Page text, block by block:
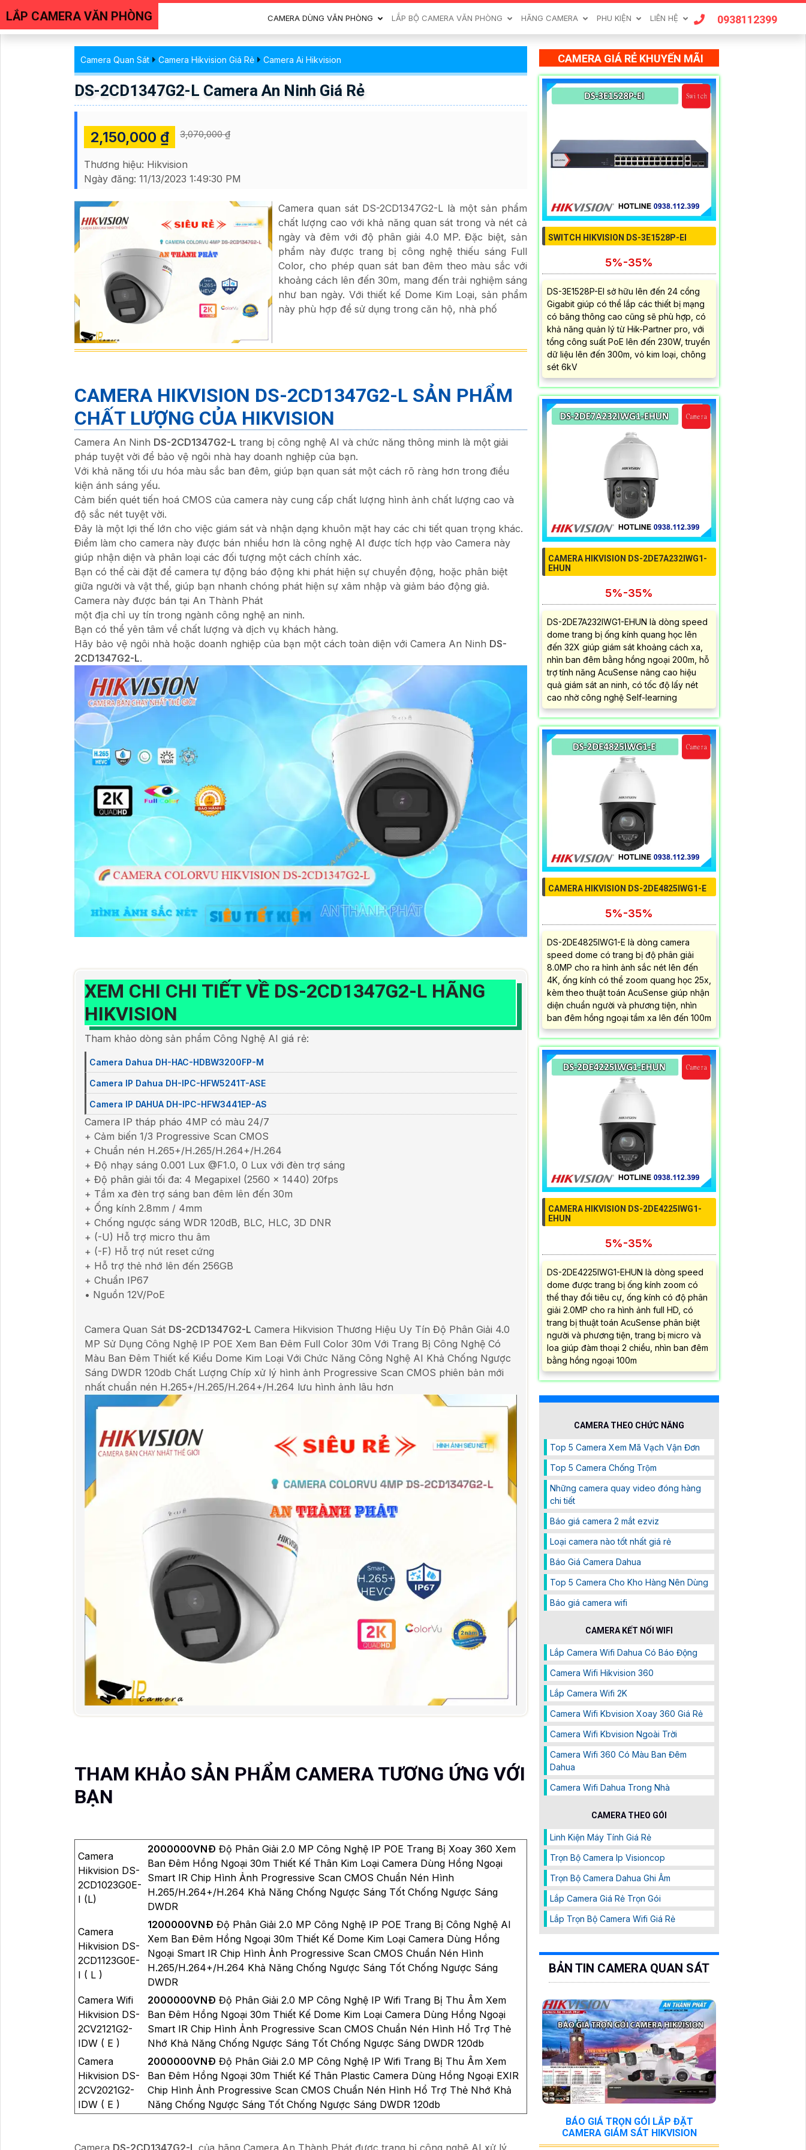
LẮP CAMERA VĂN PHÒNG CAMERA DÙNG VĂN PHÒNG LẮP BỘ CAMERA VĂN PHÒNG HÃNG CAMERA PHU KIỆN LIÊN HỆ 0938112399
Camera Quan Sát Camera Hikvision Giá Rẻ Camera Ai Hikvision
DS-2CD1347G2-L Camera An Ninh Giá Rẻ
2,150,000 ₫ 3,070,000 ₫
Thương hiệu: Hikvision
Ngày đăng: 11/13/2023 1:49:30 PM
Camera quan sát DS-2CD1347G2-L là một sản phẩm
chất lượng cao với khả năng quan sát trong và nét cả
ngày và đêm với độ phân giải 4.0 MP. Đặc biệt, sản
phẩm này được trang bị công nghệ thiếu sáng Full
Color, cho phép quan sát ban đêm theo màu sắc với
khoảng cách lên đến 30m, mang đến trải nghiệm sáng
như ban ngày. Với thiết kế Dome Kim Loại, sản phẩm
này phù hợp để sử dụng trong căn hộ, nhà phố
CAMERA HIKVISION DS-2CD1347G2-L SẢN PHẨM
CHẤT LƯỢNG CỦA HIKVISION
Camera An Ninh DS-2CD1347G2-L trang bị công nghệ AI và chức năng thông minh là một giải
pháp tuyệt vời để bảo vệ ngôi nhà hay doanh nghiệp của bạn.
Với khả năng tối ưu hóa màu sắc ban đêm, giúp bạn quan sát một cách rõ ràng hơn trong điều
kiện ánh sáng yếu.
Cảm biến quét tiến hoá CMOS của camera này cung cấp chất lượng hình ảnh chất lượng cao và
độ sắc nét tuyệt vời.
Đây là một lợi thế lớn cho việc giám sát và nhận dạng khuôn mặt hay các chi tiết quan trọng khác.
Điểm làm cho camera này được bán nhiều hơn là công nghệ AI được tích hợp vào Camera này
giúp nhận diện và phân loại các đối tượng một cách chính xác.
Bạn có thể cài đặt để camera tự động báo động khi phát hiện sự chuyển động, hoặc phân biệt
giữa người và vật thể, giúp bạn nhanh chóng phát hiện sự xâm nhập và giảm báo động giả.
Camera này được bán tại An Thành Phát
một địa chỉ uy tín trong ngành công nghệ an ninh.
Bạn có thể yên tâm về chất lượng và dịch vụ khách hàng.
Hãy bảo vệ ngôi nhà hoặc doanh nghiệp của bạn một cách toàn diện với Camera An Ninh DS-
2CD1347G2-L.
XEM CHI CHI TIẾT VỀ DS-2CD1347G2-L HÃNG
HIKVISION
Tham khảo dòng sản phẩm Công Nghệ AI giá rẻ:
Camera Dahua DH-HAC-HDBW3200FP-M
Camera IP Dahua DH-IPC-HFW5241T-ASE
Camera IP DAHUA DH-IPC-HFW3441EP-AS
Camera IP tháp pháo 4MP có màu 24/7
+ Cảm biến 1/3 Progressive Scan CMOS
+ Chuẩn nén H.265+/H.265/H.264+/H.264
+ Độ nhạy sáng 0.001 Lux @F1.0, 0 Lux với đèn trợ sáng
+ Độ phân giải tối đa: 4 Megapixel (2560 × 1440) 20fps
+ Tầm xa đèn trợ sáng ban đêm lên đến 30m
+ Ống kính 2.8mm / 4mm
+ Chống ngược sáng WDR 120dB, BLC, HLC, 3D DNR
+ (-U) Hỗ trợ micro thu âm
+ (-F) Hỗ trợ nút reset cứng
+ Hỗ trợ thẻ nhớ lên đến 256GB
+ Chuẩn IP67
• Nguồn 12V/PoE
Camera Quan Sát DS-2CD1347G2-L Camera Hikvision Thương Hiệu Uy Tín Độ Phân Giải 4.0
MP Sử Dụng Công Nghệ IP POE Xem Ban Đêm Full Color 30m Với Trang Bị Công Nghệ Có
Màu Ban Đêm Thiết kế Kiểu Dome Kim Loại Với Chức Năng Công Nghệ AI Khả Chống Ngược
Sáng DWDR 120db Chất Lượng Chíp xử lý hình ảnh Progressive Scan CMOS phiên bản mới
nhất chuẩn nén H.265+/H.265/H.264+/H.264 lưu hình ảnh lâu hơn
THAM KHẢO SẢN PHẨM CAMERA TƯƠNG ỨNG VỚI
BẠN
Camera
Hikvision DS-
2CD1023G0E-
I (L)
2000000VNÐ Độ Phân Giải 2.0 MP Công Nghệ IP POE Trang Bị Xoay 360 Xem
Ban Đêm Hồng Ngoại 30m Thiết Kế Thân Kim Loại Camera Dùng Hồng Ngoại
Smart IR Chip Hình Ảnh Progressive Scan CMOS Chuẩn Nén Hình
H.265/H.264+/H.264 Khả Năng Chống Ngược Sáng Tốt Chống Ngược Sáng
DWDR
Camera
Hikvision DS-
2CD1123G0E-
I ( L )
1200000VNÐ Độ Phân Giải 2.0 MP Công Nghệ IP POE Trang Bị Công Nghệ AI
Xem Ban Đêm Hồng Ngoại 30m Thiết Kế Dome Kim Loại Camera Dùng Hồng
Ngoại Smart IR Chip Hình Ảnh Progressive Scan CMOS Chuẩn Nén Hình
H.265/H.264+/H.264 Khả Năng Chống Ngược Sáng Tốt Chống Ngược Sáng
DWDR
Camera Wifi
Hikvision DS-
2CV2121G2-
IDW ( E )
2000000VNÐ Độ Phân Giải 2.0 MP Công Nghệ IP Wifi Trang Bị Thu Âm Xem
Ban Đêm Hồng Ngoại 30m Thiết Kế Dome Kim Loại Camera Dùng Hồng Ngoại
Smart IR Chip Hình Ảnh Progressive Scan CMOS Chuẩn Nén Hình Hổ Trợ Thẻ
Nhớ Khả Năng Chống Ngược Sáng Tốt Chống Ngược Sáng DWDR 120db
Camera
Hikvision DS-
2CV2021G2-
IDW ( E )
2000000VNÐ Độ Phân Giải 2.0 MP Công Nghệ IP Wifi Trang Bị Thu Âm Xem
Ban Đêm Hồng Ngoại 30m Thiết Kế Thân Plastic Camera Dùng Hồng Ngoại EXIR
Chip Hình Ảnh Progressive Scan CMOS Chuẩn Nén Hình Hổ Trợ Thẻ Nhớ Khả
Năng Chống Ngược Sáng Tốt Chống Ngược Sáng DWDR 120db
CAMERA GIÁ RẺ KHUYẾN MÃI
SWITCH HIKVISION DS-3E1528P-EI
5%-35%
DS-3E1528P-EI sở hữu lên đến 24 cổng
Gigabit giúp có thể lắp các thiết bị mạng
có băng thông cao cũng sẽ phù hợp, có
khả năng quản lý từ Hik-Partner pro, với
tổng công suất PoE lên đến 230W, truyền
dữ liệu lên đến 300m, vỏ kim loại, chông
sét 6kV
CAMERA HIKVISION DS-2DE7A232IWG1-
EHUN
5%-35%
DS-2DE7A232IWG1-EHUN là dòng speed
dome trang bị ống kính quang học lên
đến 32X giúp giám sát khoảng cách xa,
nhìn ban đêm bằng hồng ngoại 200m, hỗ
trợ tính năng AcuSense nâng cao hiệu
quả giám sát an ninh, có tốc độ lấy nét
cao nhờ công nghệ Self-learning
CAMERA HIKVISION DS-2DE4825IWG1-E
5%-35%
DS-2DE4825IWG1-E là dòng camera
speed dome có trang bị độ phân giải
8.0MP cho ra hình ảnh sắc nét lên đến
4K, ống kính có thể zoom quang học 25x,
kèm theo thuật toán AcuSense giúp nhận
diện chuẩn người và phương tiện, nhìn
ban đêm hồng ngoại tầm xa lên đến 100m
CAMERA HIKVISION DS-2DE4225IWG1-
EHUN
5%-35%
DS-2DE4225IWG1-EHUN là dòng speed
dome được trang bị ống kính zoom có
thể thay đổi tiêu cự, ống kính có độ phân
giải 2.0MP cho ra hình ảnh full HD, có
trang bị thuật toán AcuSense phân biệt
người và phương tiện, trang bị micro và
loa giúp đàm thoại 2 chiều, nhìn ban đêm
bằng hồng ngoại 100m
CAMERA THEO CHỨC NĂNG
Top 5 Camera Xem Mã Vạch Vận Đơn
Top 5 Camera Chống Trộm
Những camera quay video đóng hàng
chi tiết
Báo giá camera 2 mắt ezviz
Loại camera nào tốt nhất giá rẻ
Báo Giá Camera Dahua
Top 5 Camera Cho Kho Hàng Nên Dùng
Báo giá camera wifi
CAMERA KẾT NỐI WIFI
Lắp Camera Wifi Dahua Có Báo Động
Camera Wifi Hikvision 360
Lắp Camera Wifi 2K
Camera Wifi Kbvision Xoay 360 Giá Rẻ
Camera Wifi Kbvision Ngoài Trời
Camera Wifi 360 Có Màu Ban Đêm
Dahua
Camera Wifi Dahua Trong Nhà
CAMERA THEO GÓI
Linh Kiện Máy Tính Giá Rẻ
Trọn Bộ Camera Ip Visioncop
Trọn Bộ Camera Dahua Ghi Âm
Lắp Camera Giá Rẻ Trọn Gói
Lắp Trọn Bộ Camera Wifi Giá Rẻ
BẢN TIN CAMERA QUAN SÁT
BÁO GIÁ TRỌN GÓI LẮP ĐẶT
CAMERA GIÁM SÁT HIKVISION